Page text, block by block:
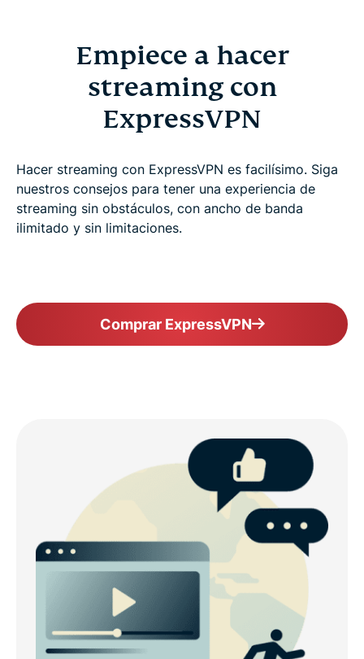
Empiece a hacer
streaming con
ExpressVPN
Hacer streaming con ExpressVPN es facilísimo. Siga
nuestros consejos para tener una experiencia de
streaming sin obstáculos, con ancho de banda
ilimitado y sin limitaciones.
Comprar ExpressVPN